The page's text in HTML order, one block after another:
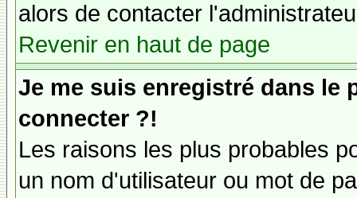
alors de contacter
Revenir en haut de page
Je me suis enregistré dans le
connecter ?!
Les raisons les plus probables
un nom d'utilisateur ou mot de